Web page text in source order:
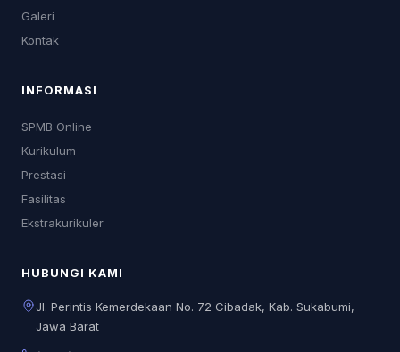
Galeri
Kontak
INFORMASI
SPMB Online
Kurikulum
Prestasi
Fasilitas
Ekstrakurikuler
HUBUNGI KAMI
Jl. Perintis Kemerdekaan No. 72 Cibadak, Kab. Sukabumi,
Jawa Barat